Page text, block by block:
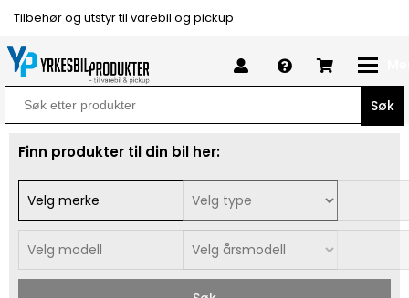
Tilbehør og utstyr til varebil og pickup
Search
for:
Finn produkter til din bil her: